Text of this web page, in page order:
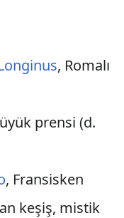
, Romalı
prensi (d.
, Fransisken
keşiş, mistik